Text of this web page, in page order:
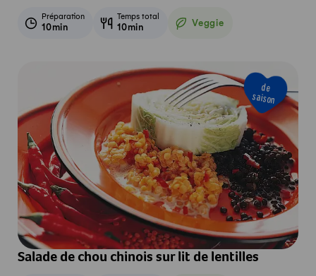
Préparation
10min
Temps total
10min Veggie
Veggie
de
saison
Salade de chou chinois sur lit de lentilles